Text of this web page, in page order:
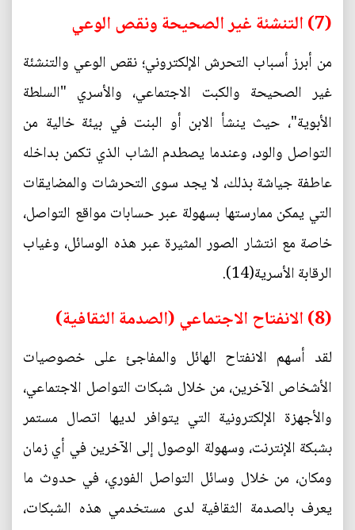
(7) التنشئة غير الصحيحة ونقص الوعي
من أبرز أسباب التحرش الإلكتروني؛ نقص الوعي والتنشئة
غير الصحيحة والكبت الاجتماعي، والأسري "السلطة
الأبوية"، حيث ينشأ الابن أو البنت في بيئة خالية من
التواصل والود، وعندما يصطدم الشاب الذي تكمن بداخله
عاطفة جياشة بذلك، لا يجد سوى التحرشات والمضايقات
التي يمكن ممارستها بسهولة عبر حسابات مواقع التواصل،
خاصة مع انتشار الصور المثيرة عبر هذه الوسائل، وغياب
الرقابة الأسرية(14).
(8) الانفتاح الاجتماعي (الصدمة الثقافية)
لقد أسهم الانفتاح الهائل والمفاجئ على خصوصيات
الأشخاص الآخرين، من خلال شبكات التواصل الاجتماعي،
والأجهزة الإلكترونية التي يتوافر لديها اتصال مستمر
بشبكة الإنترنت، وسهولة الوصول إلى الآخرين في أي زمان
ومكان، من خلال وسائل التواصل الفوري، في حدوث ما
يعرف بالصدمة الثقافية لدى مستخدمي هذه الشبكات،